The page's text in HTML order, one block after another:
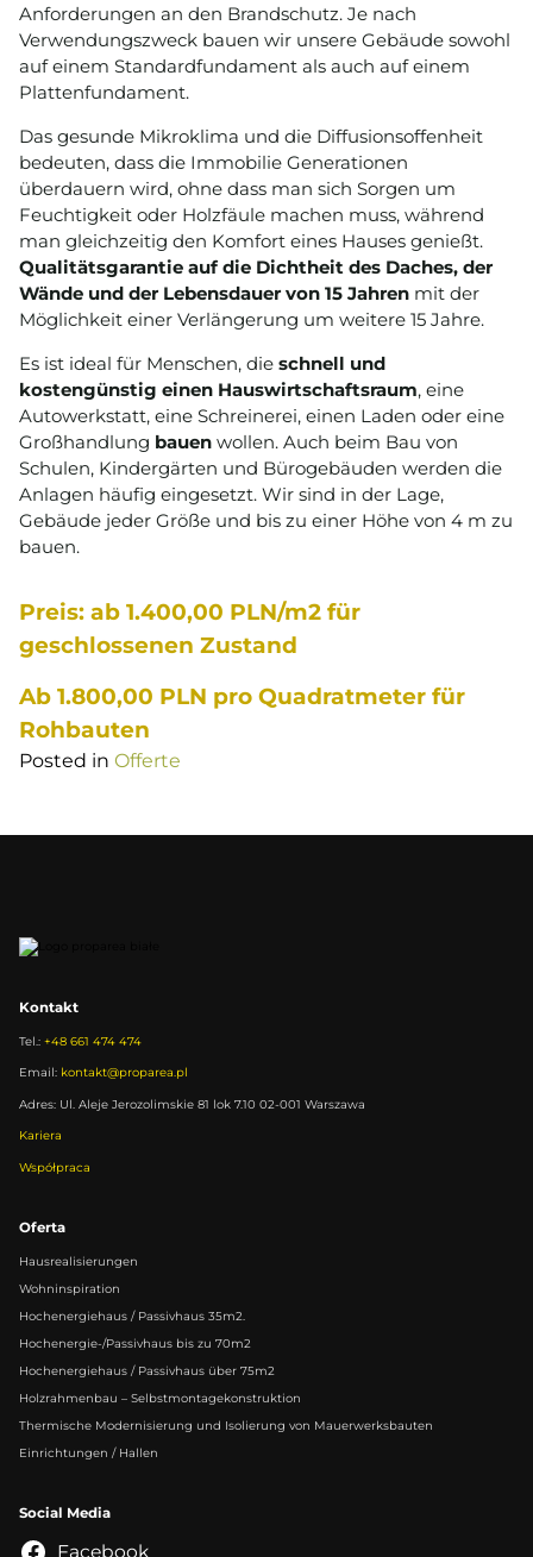
Anforderungen an den Brandschutz. Je nach
Verwendungszweck bauen wir unsere Gebäude sowohl
auf einem Standardfundament als auch auf einem
Plattenfundament.
Das gesunde Mikroklima und die Diffusionsoffenheit
bedeuten, dass die Immobilie Generationen
überdauern wird, ohne dass man sich Sorgen um
Feuchtigkeit oder Holzfäule machen muss, während
man gleichzeitig den Komfort eines Hauses genießt.
Qualitätsgarantie auf die Dichtheit des Daches, der
Wände und der Lebensdauer von 15 Jahren mit der
Möglichkeit einer Verlängerung um weitere 15 Jahre.
Es ist ideal für Menschen, die schnell und
kostengünstig einen Hauswirtschaftsraum, eine
Autowerkstatt, eine Schreinerei, einen Laden oder eine
Großhandlung bauen wollen. Auch beim Bau von
Schulen, Kindergärten und Bürogebäuden werden die
Anlagen häufig eingesetzt. Wir sind in der Lage,
Gebäude jeder Größe und bis zu einer Höhe von 4 m zu
bauen.
Preis: ab 1.400,00 PLN/m2 für
geschlossenen Zustand
Ab 1.800,00 PLN pro Quadratmeter für
Rohbauten
Posted in Offerte
Kontakt
Tel.: +48 661 474 474
Email: kontakt@proparea.pl
Adres: Ul. Aleje Jerozolimskie 81 lok 7.10 02-001 Warszawa
Kariera
Współpraca
Oferta
Hausrealisierungen
Wohninspiration
Hochenergiehaus / Passivhaus 35m2.
Hochenergie-/Passivhaus bis zu 70m2
Hochenergiehaus / Passivhaus über 75m2
Holzrahmenbau – Selbstmontagekonstruktion
Thermische Modernisierung und Isolierung von Mauerwerksbauten
Einrichtungen / Hallen
Social Media
Facebook